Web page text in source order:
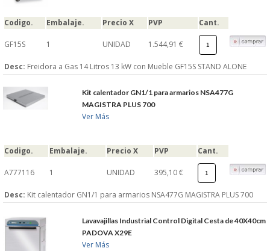
Codigo. Embalaje. Precio X PVP Cant.
GF15S 1 UNIDAD 1.544,91 €
Desc: Freidora a Gas 14 Litros 13 kW con Mueble GF15S STAND ALONE
Kit calentador GN1/1 para armarios NSA477G
MAGISTRA PLUS 700
Ver Más
Codigo. Embalaje. Precio X PVP Cant.
A777116 1 UNIDAD 395,10 €
Desc: Kit calentador GN1/1 para armarios NSA477G MAGISTRA PLUS 700
Lavavajillas Industrial Control Digital Cesta de 40X40cm
PADOVA X29E
Ver Más